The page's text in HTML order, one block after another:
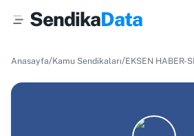
SendikaData
Anasayfa/Kamu Sendikaları/EKSEN HABER-